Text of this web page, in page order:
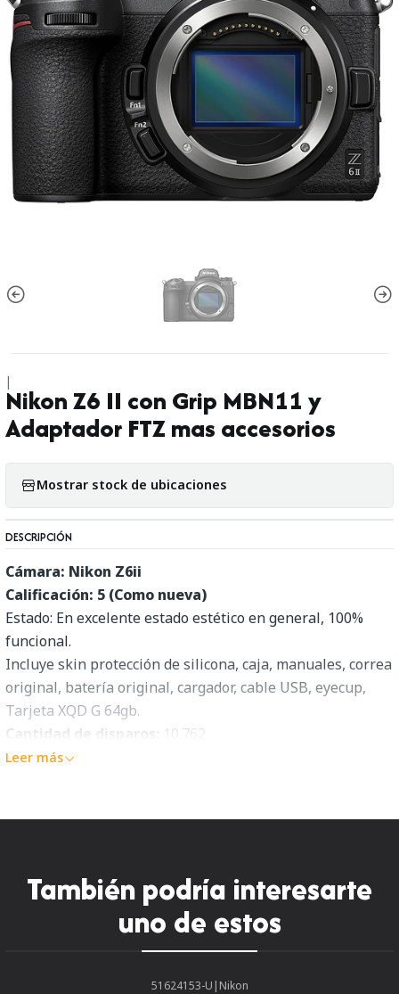
|
Nikon Z6 II con Grip MBN11 y
Adaptador FTZ mas accesorios
Mostrar stock de ubicaciones
DESCRIPCIÓN
Cámara: Nikon Z6ii
Calificación: 5 (Como nueva)
Estado: En excelente estado estético en general, 100%
funcional.
Incluye skin protección de silicona, caja, manuales, correa
original, batería original, cargador, cable USB, eyecup,
Tarjeta XQD G 64gb.
Cantidad de disparos:
10.762
Estado:En excelente estado estético en general, 100%
Grip Empuñadura MB-N11 más Batería EN-EL15C
Calificación: 5 (Como nuevos)
Leer más
También podría interesarte
uno de estos
51624153-U | Nikon